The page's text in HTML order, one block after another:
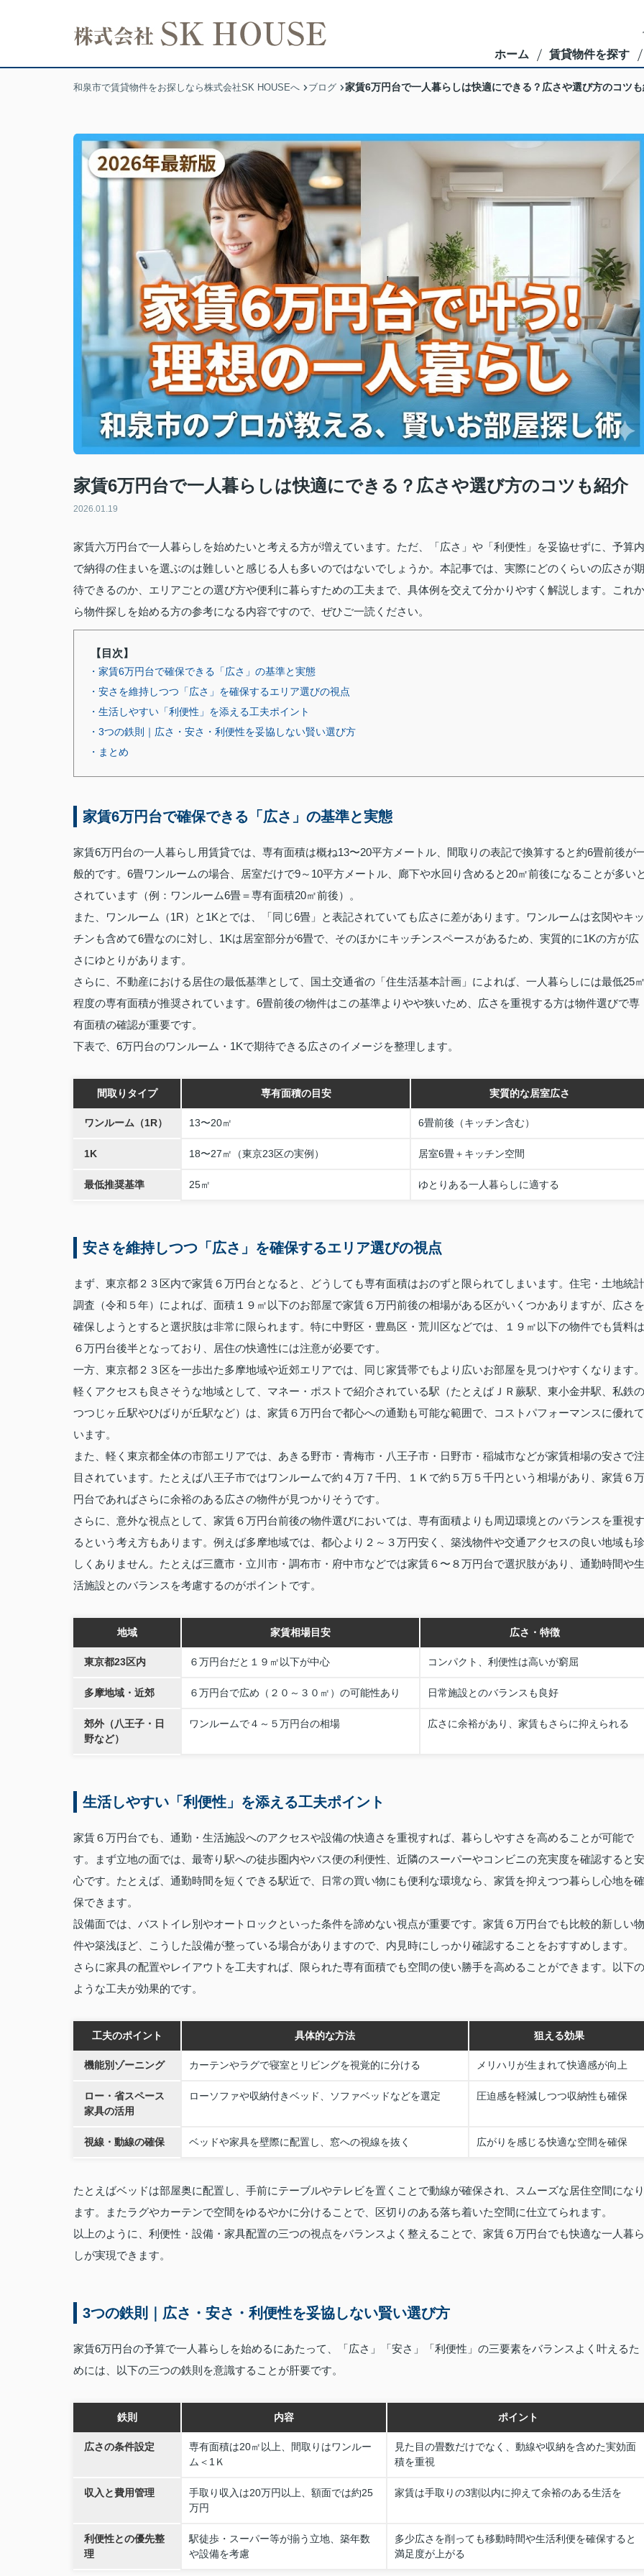
ホーム 賃貸物件を探す
和泉市で賃貸物件をお探しなら株式会社SK HOUSEへ ブログ 家賃6万円台で一人暮らしは快適にできる？広さや選び方のコツ
家賃6万円台で一人暮らしは快適にできる？広さや選び方のコツも紹介
2026.01.19
家賃六万円台で一人暮らしを始めたいと考える方が増えています。ただ、「広さ」や「利便性」を妥協せずに、予算内
で納得の住まいを選ぶのは難しいと感じる人も多いのではないでしょうか。本記事では、実際にどのくらいの広さが期
待できるのか、エリアごとの選び方や便利に暮らすための工夫まで、具体例を交えて分かりやすく解説します。これか
ら物件探しを始める方の参考になる内容ですので、ぜひご一読ください。
【目次】
・家賃6万円台で確保できる「広さ」の基準と実態
・安さを維持しつつ「広さ」を確保するエリア選びの視点
・生活しやすい「利便性」を添える工夫ポイント
・3つの鉄則｜広さ・安さ・利便性を妥協しない賢い選び方
・まとめ
家賃6万円台で確保できる「広さ」の基準と実態
家賃6万円台の一人暮らし用賃貸では、専有面積は概ね13〜20平方メートル、間取りの表記で換算すると約6畳前後が
般的です。6畳ワンルームの場合、居室だけで9～10平方メートル、廊下や水回り含めると20㎡前後になることが多い
されています（例：ワンルーム6畳＝専有面積20㎡前後）。
また、ワンルーム（1R）と1Kとでは、「同じ6畳」と表記されていても広さに差があります。ワンルームは玄関やキッ
チンも含めて6畳なのに対し、1Kは居室部分が6畳で、そのほかにキッチンスペースがあるため、実質的に1Kの方が広
さにゆとりがあります。
さらに、不動産における居住の最低基準として、国土交通省の「住生活基本計画」によれば、一人暮らしには最低25
程度の専有面積が推奨されています。6畳前後の物件はこの基準よりやや狭いため、広さを重視する方は物件選びで専
有面積の確認が重要です。
下表で、6万円台のワンルーム・1Kで期待できる広さのイメージを整理します。
間取りタイプ 専有面積の目安 実質的な居室広さ
ワンルーム（1R） 13〜20㎡ 6畳前後（キッチン含む）
1K 18〜27㎡（東京23区の実例） 居室6畳＋キッチン空間
最低推奨基準 25㎡ ゆとりある一人暮らしに適する
安さを維持しつつ「広さ」を確保するエリア選びの視点
まず、東京都２３区内で家賃６万円台となると、どうしても専有面積はおのずと限られてしまいます。住宅・土地統計
調査（令和５年）によれば、面積１９㎡以下のお部屋で家賃６万円前後の相場がある区がいくつかありますが、広さを
確保しようとすると選択肢は非常に限られます。特に中野区・豊島区・荒川区などでは、１９㎡以下の物件でも賃料は
６万円台後半となっており、居住の快適性には注意が必要です。
一方、東京都２３区を一歩出た多摩地域や近郊エリアでは、同じ家賃帯でもより広いお部屋を見つけやすくなります。
軽くアクセスも良さそうな地域として、マネー・ポストで紹介されている駅（たとえばＪＲ蕨駅、東小金井駅、私鉄の
つつじヶ丘駅やひばりが丘駅など）は、家賃６万円台で都心への通勤も可能な範囲で、コストパフォーマンスに優れて
います。
また、軽く東京都全体の市部エリアでは、あきる野市・青梅市・八王子市・日野市・稲城市などが家賃相場の安さで注
目されています。たとえば八王子市ではワンルームで約４万７千円、１Ｋで約５万５千円という相場があり、家賃６万
円台であればさらに余裕のある広さの物件が見つかりそうです。
さらに、意外な視点として、家賃６万円台前後の物件選びにおいては、専有面積よりも周辺環境とのバランスを重視す
るという考え方もあります。例えば多摩地域では、都心より２～３万円安く、築浅物件や交通アクセスの良い地域も珍
しくありません。たとえば三鷹市・立川市・調布市・府中市などでは家賃６〜８万円台で選択肢があり、通勤時間や生
活施設とのバランスを考慮するのがポイントです。
地域 家賃相場目安 広さ・特徴
東京都23区内 ６万円台だと１９㎡以下が中心 コンパクト、利便性は高いが窮屈
多摩地域・近郊 ６万円台で広め（２０～３０㎡）の可能性あり 日常施設とのバランスも良好
郊外（八王子・日
野など）
ワンルームで４～５万円台の相場 広さに余裕があり、家賃もさらに抑えられる
生活しやすい「利便性」を添える工夫ポイント
家賃６万円台でも、通勤・生活施設へのアクセスや設備の快適さを重視すれば、暮らしやすさを高めることが可能で
す。まず立地の面では、最寄り駅への徒歩圏内やバス便の利便性、近隣のスーパーやコンビニの充実度を確認すると安
心です。たとえば、通勤時間を短くできる駅近で、日常の買い物にも便利な環境なら、家賃を抑えつつ暮らし心地を確
保できます。
設備面では、バストイレ別やオートロックといった条件を諦めない視点が重要です。家賃６万円台でも比較的新しい物
件や築浅ほど、こうした設備が整っている場合がありますので、内見時にしっかり確認することをおすすめします。
さらに家具の配置やレイアウトを工夫すれば、限られた専有面積でも空間の使い勝手を高めることができます。以下の
ような工夫が効果的です。
工夫のポイント 具体的な方法 狙える効果
機能別ゾーニング カーテンやラグで寝室とリビングを視覚的に分ける メリハリが生まれて快適感が向上
ロー・省スペース
家具の活用
ローソファや収納付きベッド、ソファベッドなどを選定 圧迫感を軽減しつつ収納性も確保
視線・動線の確保 ベッドや家具を壁際に配置し、窓への視線を抜く 広がりを感じる快適な空間を確保
たとえばベッドは部屋奥に配置し、手前にテーブルやテレビを置くことで動線が確保され、スムーズな居住空間になり
ます。またラグやカーテンで空間をゆるやかに分けることで、区切りのある落ち着いた空間に仕立てられます。
以上のように、利便性・設備・家具配置の三つの視点をバランスよく整えることで、家賃６万円台でも快適な一人暮ら
しが実現できます。
3つの鉄則｜広さ・安さ・利便性を妥協しない賢い選び方
家賃6万円台の予算で一人暮らしを始めるにあたって、「広さ」「安さ」「利便性」の三要素をバランスよく叶えるた
めには、以下の三つの鉄則を意識することが肝要です。
鉄則 内容 ポイント
広さの条件設定
専有面積は20㎡以上、間取りはワンルー
ム＜1Ｋ
見た目の畳数だけでなく、動線や収納を含めた実効面
積を重視
収入と費用管理
手取り収入は20万円以上、額面では約25
万円
家賃は手取りの3割以内に抑えて余裕のある生活を
利便性との優先整
理
駅徒歩・スーパー等が揃う立地、築年数
や設備を考慮
多少広さを削っても移動時間や生活利便を確保すると
満足度が上がる